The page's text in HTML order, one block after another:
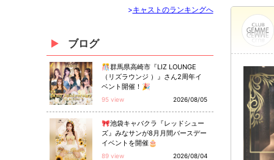
>キャストのランキングへ
ブログ
🎊群馬県高崎市『LIZ LOUNGE
（リズラウンジ ）』さん2周年イ
ベント開催！🎉
95 view 2026/08/05
🎀池袋キャバクラ『レッドシュー
ズ』みなサンが8月月間バースデー
イベントを開催🎂
89 view 2026/08/04